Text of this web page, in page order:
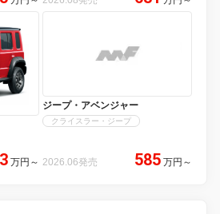
万円 ～
ジープ・アベンジャー
クライスラー・ジープ
2026.06発売 585 万円 ～